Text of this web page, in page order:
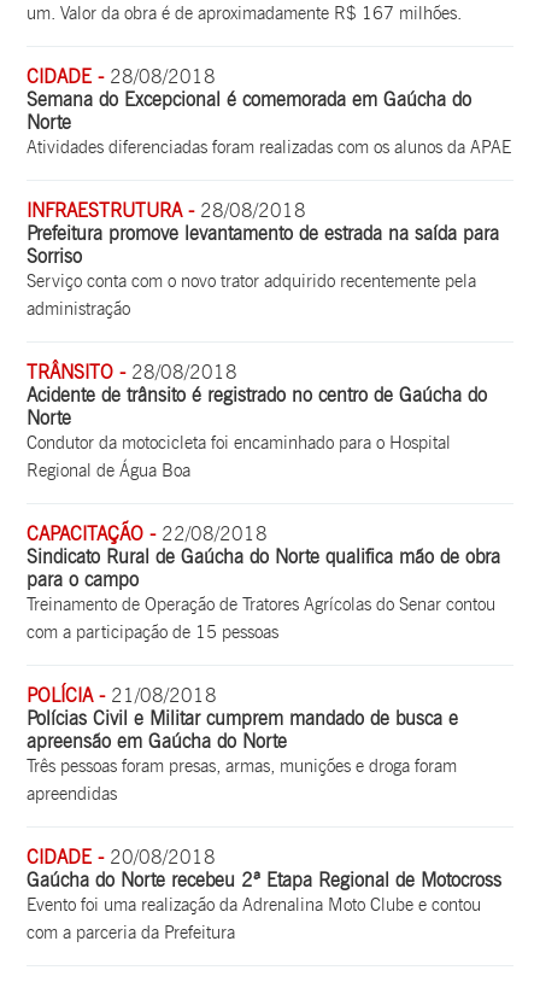
um. Valor da obra é de aproximadamente R$ 167 milhões.
CIDADE - 28/08/2018
Semana do Excepcional é comemorada em Gaúcha do
Norte
Atividades diferenciadas foram realizadas com os alunos da APAE
INFRAESTRUTURA - 28/08/2018
Prefeitura promove levantamento de estrada na saída para
Sorriso
Serviço conta com o novo trator adquirido recentemente pela
administração
TRÂNSITO - 28/08/2018
Acidente de trânsito é registrado no centro de Gaúcha do
Norte
Condutor da motocicleta foi encaminhado para o Hospital
Regional de Água Boa
CAPACITAÇÃO - 22/08/2018
Sindicato Rural de Gaúcha do Norte qualifica mão de obra
para o campo
Treinamento de Operação de Tratores Agrícolas do Senar contou
com a participação de 15 pessoas
POLÍCIA - 21/08/2018
Polícias Civil e Militar cumprem mandado de busca e
apreensão em Gaúcha do Norte
Três pessoas foram presas, armas, munições e droga foram
apreendidas
CIDADE - 20/08/2018
Gaúcha do Norte recebeu 2ª Etapa Regional de Motocross
Evento foi uma realização da Adrenalina Moto Clube e contou
com a parceria da Prefeitura